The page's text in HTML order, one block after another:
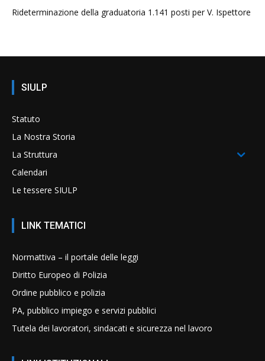
Rideterminazione della graduatoria 1.141 posti per V. Ispettore
SIULP
Statuto
La Nostra Storia
La Struttura
Calendari
Le tessere SIULP
LINK TEMATICI
Normattiva – il portale delle leggi
Diritto Europeo di Polizia
Ordine pubblico e polizia
PA, pubblico impiego e servizi pubblici
Tutela dei lavoratori, sindacati e sicurezza nel lavoro